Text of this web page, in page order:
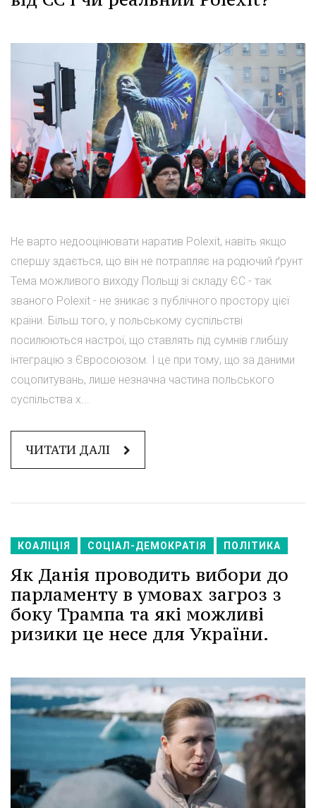
Не варто недооцінювати наратив Polexit, навіть якщо
спершу здається, що він не потрапляє на родючий ґрунт
Тема можливого виходу Польщі зі складу ЄС - так
званого Polexit - не зникає з публічного простору цієї
країни. Більш того, у польському суспільстві
посилюються настрої, що ставлять під сумнів глибшу
інтеграцію з Євросоюзом. І це при тому, що за даними
соцопитувань, лише незначна частина польського
суспільства х...
ЧИТАТИ ДАЛІ
КОАЛІЦІЯ СОЦІАЛ-ДЕМОКРАТІЯ ПОЛІТИКА
Як Данія проводить вибори до
парламенту в умовах загроз з
боку Трампа та які можливі
ризики це несе для України.